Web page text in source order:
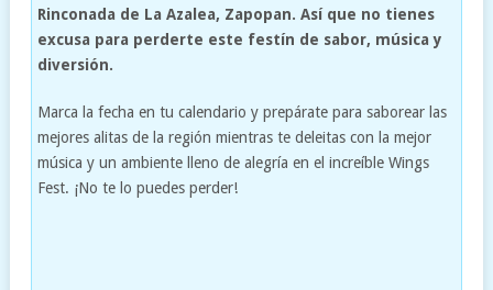
Rinconada de La Azalea, Zapopan. Así que no tienes
excusa para perderte este festín de sabor, música y
diversión.
Marca la fecha en tu calendario y prepárate para saborear las
mejores alitas de la región mientras te deleitas con la mejor
música y un ambiente lleno de alegría en el increíble Wings
Fest. ¡No te lo puedes perder!